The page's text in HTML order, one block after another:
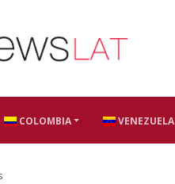
COLOMBIA VENEZUELA